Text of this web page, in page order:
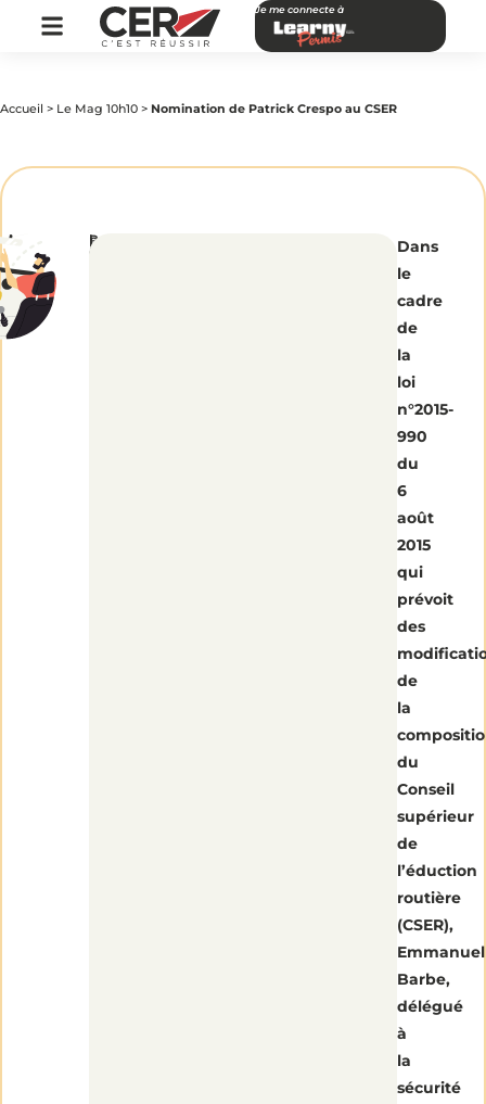
Je me connecte à
Accueil > Le Mag 10h10 > Nomination de Patrick Crespo au CSER
Nomination
par
CER
|Publié
le
Dans
le
cadre
de
la
loi
n°2015-
990
du
6
août
2015
qui
prévoit
des
de
la
du
Conseil
supérieur
de
l’éduction
routière
(CSER),
Emmanuel
Barbe,
délégué
à
la
sécurité